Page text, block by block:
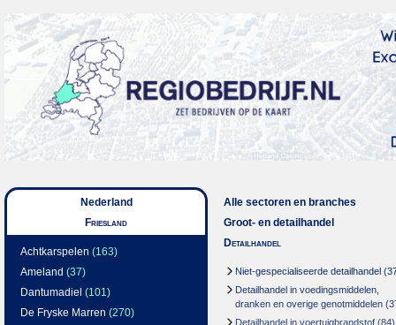
Nederland
Friesland
Achtkarspelen (163)
Ameland (37)
Dantumadiel (101)
De Fryske Marren (270)
Alle sectoren en branches
Groot- en detailhandel
Detailhandel
Niet-gespecialiseerde detailhandel
Detailhandel in voedingsmiddelen,
dranken en overige genotmiddelen
Detailhandel in voertuigbrandstof (84)